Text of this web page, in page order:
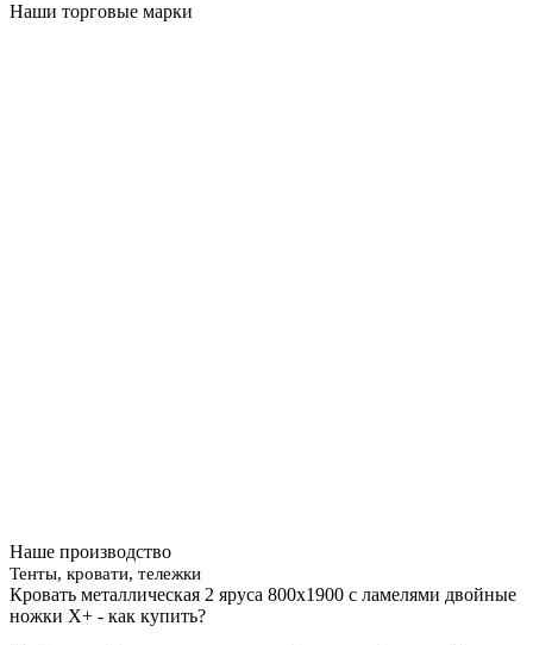
Наши торговые марки
Наше производство
Тенты, кровати, тележки
Кровать металлическая 2 яруса 800х1900 с ламелями двойные
ножки Х+ - как купить?